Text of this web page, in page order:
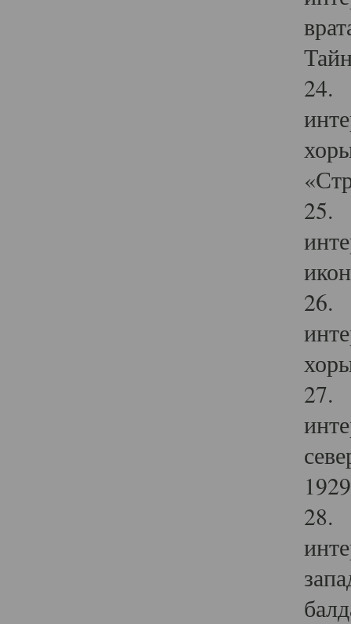
24.
25.
26.
27.
28.